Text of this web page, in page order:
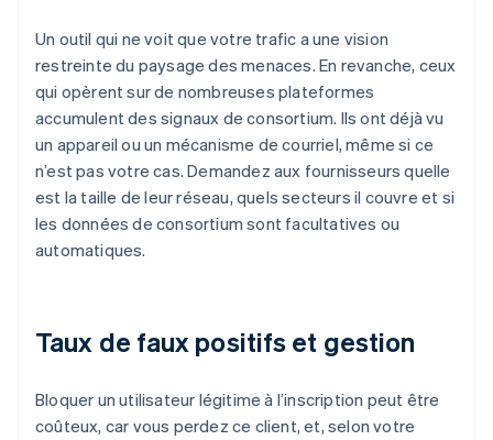
Un outil qui ne voit que votre trafic a une vision
restreinte du paysage des menaces. En revanche, ceux
qui opèrent sur de nombreuses plateformes
accumulent des signaux de consortium. Ils ont déjà vu
un appareil ou un mécanisme de courriel, même si ce
n’est pas votre cas. Demandez aux fournisseurs quelle
est la taille de leur réseau, quels secteurs il couvre et si
les données de consortium sont facultatives ou
automatiques.
Taux de faux positifs et gestion
Bloquer un utilisateur légitime à l’inscription peut être
coûteux, car vous perdez ce client, et, selon votre